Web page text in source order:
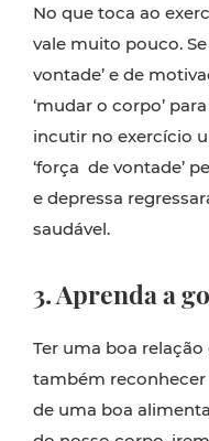
No que toca ao
vale muito pouco.
vontade’ e de
‘mudar o corpo’
incutir no exercício
‘força de vontade’
e depressa
saudável.
3. Aprenda a
Ter uma boa
também
de uma boa